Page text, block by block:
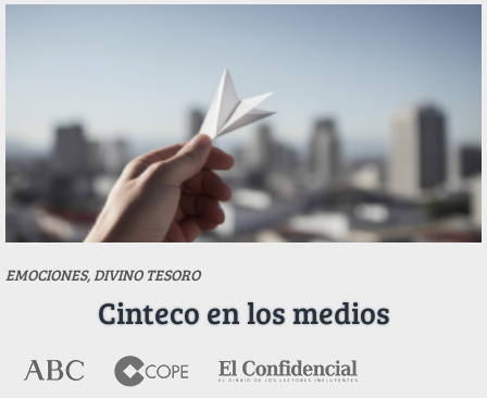
EMOCIONES, DIVINO TESORO
Cinteco en los medios